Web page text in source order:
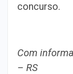
concurso.
Com
– RS